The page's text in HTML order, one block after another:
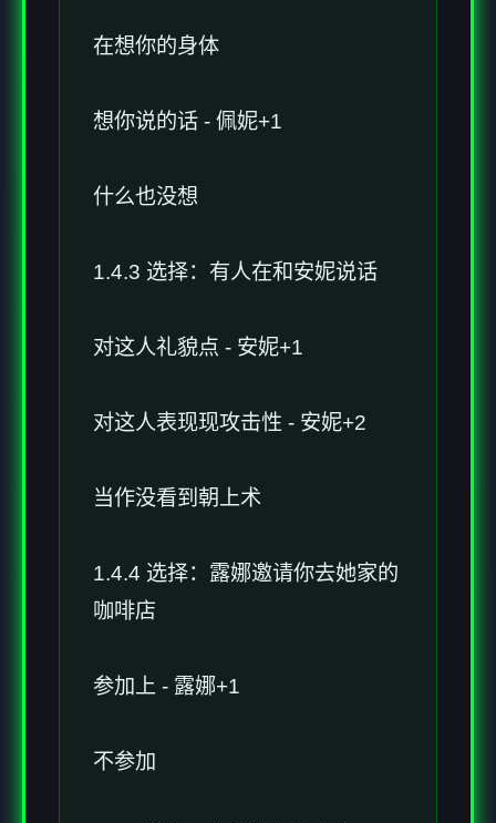
在想你的身体
想你说的话 - 佩妮+1
什么也没想
1.4.3 选择：有人在和安妮说话
对这人礼貌点 - 安妮+1
对这人表现现攻击性 - 安妮+2
当作没看到朝上术
1.4.4 选择：露娜邀请你去她家的
咖啡店
参加上 - 露娜+1
不参加